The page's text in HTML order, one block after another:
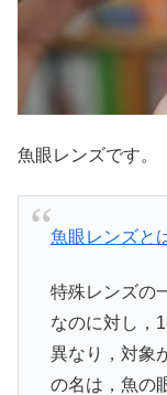
魚眼レンズです。
魚眼レンズと
特殊レンズの
なのに対し，
異なり，対象
の名は，魚の